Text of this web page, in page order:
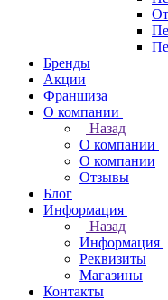
Бренды
Акции
Франшиза
О компании
Назад
О компании
О компании
Отзывы
Блог
Информация
Назад
Информация
Реквизиты
Магазины
Контакты